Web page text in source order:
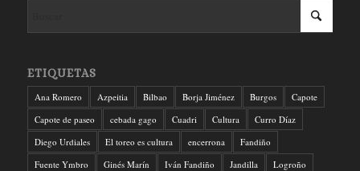
ETIQUETAS
Ana Romero Azpeitia Bilbao Borja Jiménez Burgos
Capote
Capote de paseo
cebada gago Cuadri Cultura
Curro Díaz
Diego Urdiales
El toreo es cultura encerrona
Fandiño
Fuente Ymbro
Ginés Marín Iván Fandiño Jandilla
Logroño